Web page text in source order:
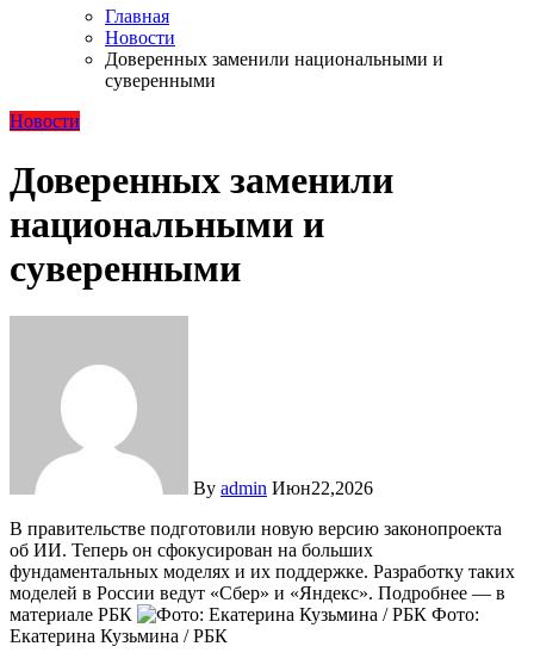
Главная
Новости
Доверенных заменили национальными и
суверенными
Новости
Доверенных заменили
национальными и
суверенными
By admin Июн22,2026
В правительстве подготовили новую версию законопроекта
об ИИ. Теперь он сфокусирован на больших
фундаментальных моделях и их поддержке. Разработку таких
моделей в России ведут «Сбер» и «Яндекс». Подробнее — в
материале РБК
Фото:
Екатерина Кузьмина / РБК